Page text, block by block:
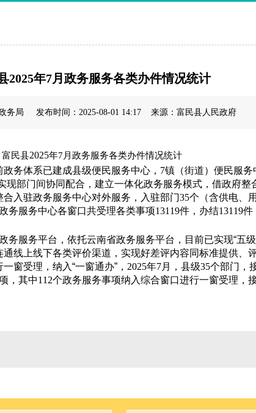
2025年7月政务服务各类办件情况统计
务局 发布时间：2025-08-01 14:17 来源：富民县人民政府
富民县2025年7 月政务服务各类办件情况统计
政务体系已建成县级便民服务中心， 7镇（街道）便民服务
现部门间协同配合，建立一体化政务服务模式，借政府
入驻政务服务中心对外服务，入驻部门35个（含供电、
务服务中心各窗口共受理各类事项13119件，办结13119件
务服务平台，依托云南省政务服务平台，目前已实现“五
线上线下各类评价渠道，实现好差评内容同标准提供、
窗受理，纳入“一窗通办” ， 2025年7月，县级35个部门，
，其中112个政务服务事项纳入综合窗口进行一窗受理，